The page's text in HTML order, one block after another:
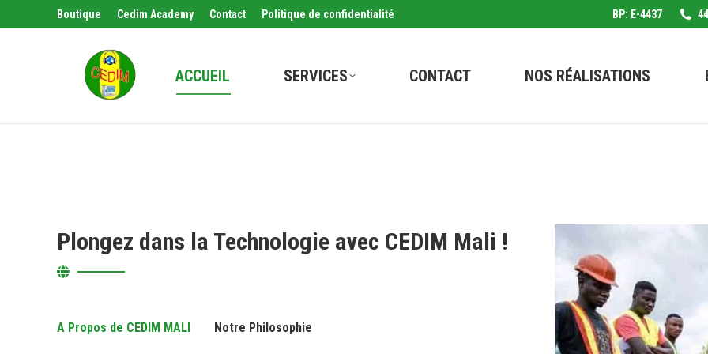
Boutique Cedim Academy Contact Politique de confidentialité BP: E-4437
ACCUEIL SERVICES CONTACT NOS RÉALISATIONS
Plongez dans la Technologie avec CEDIM Mali !
A Propos de CEDIM MALI Notre Philosophie